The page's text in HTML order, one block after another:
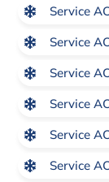
Service
Service
Service
Service
Service
Service